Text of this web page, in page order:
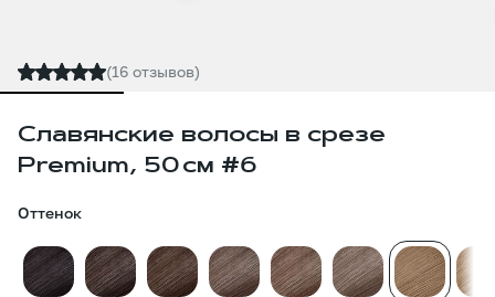
(16 отзывов)
Славянские волосы в срезе
Premium, 50 см #6
Оттенок